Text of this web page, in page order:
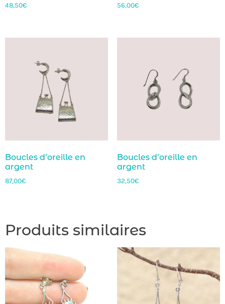
48,50€ 56,00€
Boucles d’oreille en
argent
87,00€
Boucles d’oreille en
argent
32,50€
Produits similaires